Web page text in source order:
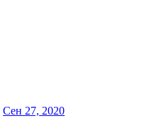
Сен 27, 2020